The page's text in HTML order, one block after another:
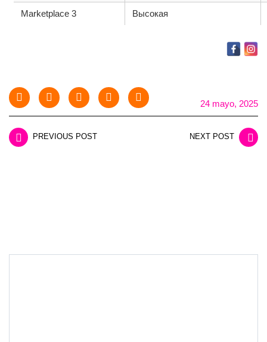
Marketplace 3 Высокая
24 mayo, 2025
PREVIOUS POST NEXT POST